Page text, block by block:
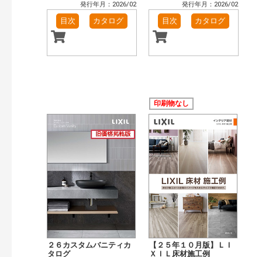
発行年月：2026/02
目次 カタログ
発行年月：2026/02
目次 カタログ
２６カスタムバニティカ
タログ
印刷物なし
【２５年１０月版】ＬＩ
ＸＩＬ床材施工例